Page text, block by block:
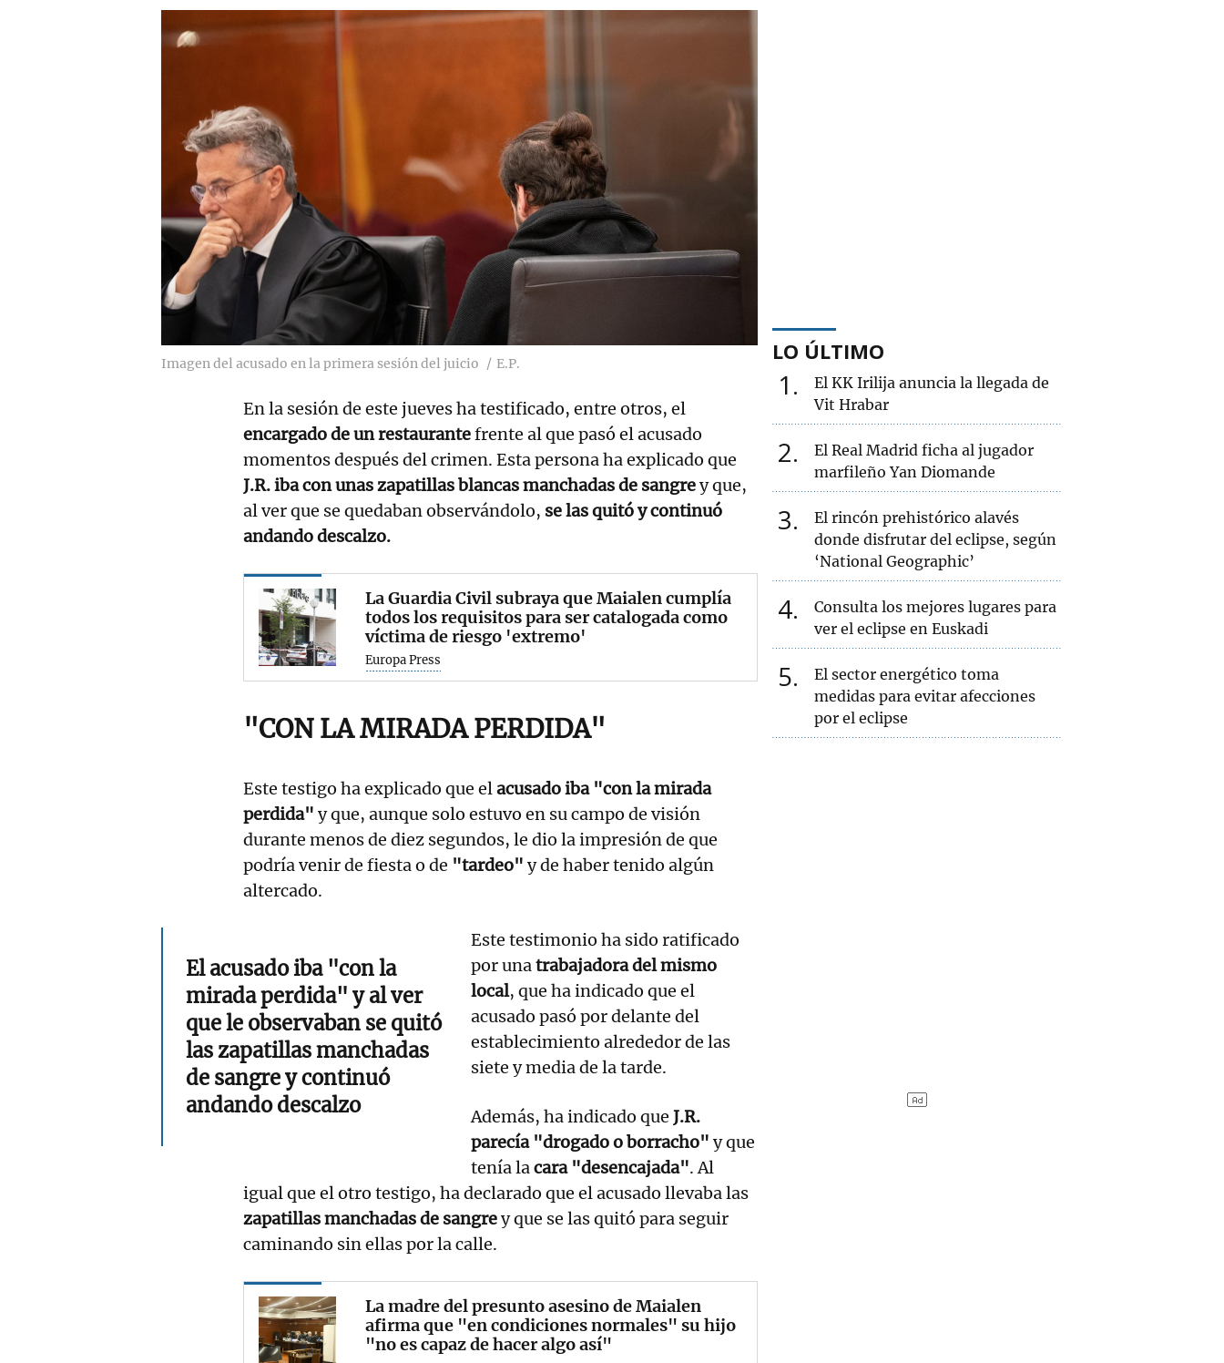
Imagen del acusado en la primera sesión del juicio E.P.
En la sesión de este jueves ha testificado, entre otros, el
encargado de un restaurantefrente al que pasó el acusado
momentos después del crimen. Esta persona ha explicado que
J.R. iba con unas zapatillas blancas manchadas de sangrey que,
al ver que se quedaban observándolo, se las quitó y continuó
andando descalzo.
La Guardia Civil subraya que Maialen cumplía
todos los requisitos para ser catalogada como
víctima de riesgo 'extremo'
Europa Press
"CON LA MIRADA PERDIDA"
Este testigo ha explicado que elacusado iba "con la mirada
perdida" y que, aunque solo estuvo en su campo de visión
durante menos de diez segundos, le dio la impresión de que
podría venir de fiesta o de "tardeo" y de haber tenido algún
altercado.
El acusado iba "con la
mirada perdida" y al ver
que le observaban se quitó
las zapatillas manchadas
de sangre y continuó
andando descalzo
Este testimonio ha sido ratificado
por unatrabajadora del mismo
local, que ha indicado que el
acusado pasó por delante del
establecimiento alrededor de las
siete y media de la tarde.
Además, ha indicado queJ.R.
parecía "drogado o borracho" y que
tenía lacara "desencajada". Al
igual que el otro testigo, ha declarado que el acusado llevaba las
zapatillas manchadas de sangrey que se las quitó para seguir
caminando sin ellas por la calle.
La madre del presunto asesino de Maialen
afirma que "en condiciones normales" su hijo
"no es capaz de hacer algo así"
LO ÚLTIMO
1
El KK Irilija anuncia la llegada de
Vit Hrabar
2
El Real Madrid ficha al jugador
marfileño Yan Diomande
3
El rincón prehistórico alavés
donde disfrutar del eclipse, según
‘National Geographic’
4
Consulta los mejores lugares para
ver el eclipse en Euskadi
5
El sector energético toma
medidas para evitar afecciones
por el eclipse